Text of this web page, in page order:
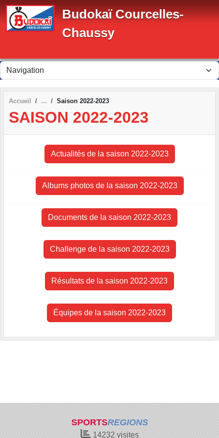
Budokaï Courcelles-
Chaussy
Accueil Saison 2022-2023
SAISON 2022-2023
Actualités de la saison 2022-2023
Albums photos de la saison 2022-2023
Documents de la saison 2022-2023
Challenge de la saison 2022-2023
Résultats de la saison 2022-2023
Équipes de la saison 2022-2023
SPORTSREGIONS
14232 visites
Panneau de gestion des cookies